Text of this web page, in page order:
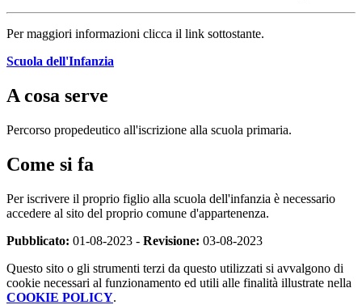
Per maggiori informazioni clicca il link sottostante.
Scuola dell'Infanzia
A cosa serve
Percorso propedeutico all'iscrizione alla scuola primaria.
Come si fa
Per iscrivere il proprio figlio alla scuola dell'infanzia è necessario
accedere al sito del proprio comune d'appartenenza.
Pubblicato: 01-08-2023 - Revisione: 03-08-2023
Questo sito o gli strumenti terzi da questo utilizzati si avvalgono di
cookie necessari al funzionamento ed utili alle finalità illustrate nella
COOKIE POLICY.